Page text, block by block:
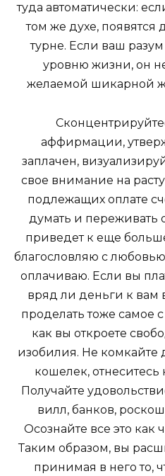
туда автоматически:
том же духе, появятся
турне. Если ваш
уровню жизни, он
желаемой шикарной
аффирмации,
заплачен,
свое внимание на
подлежащих оплате
думать и переживать
приведет к еще
благословляю с
оплачиваю. Если вы
вряд ли деньги к вам
проделать тоже самое
как вы откроете
изобилия. Не комкайте
кошелек,
Получайте
вилл, банков,
Осознайте все это как
Таким образом, вы
принимая в него то,